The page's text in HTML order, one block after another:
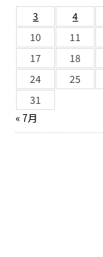
3
4
10
11
17
18
24
25
31
« 7月